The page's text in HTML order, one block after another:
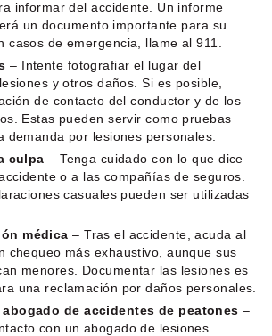
informar del accidente. Un informe
un documento importante para su
casos de emergencia, llame al 911.
– Intente fotografiar el lugar del
y otros daños. Si es posible,
de contacto del conductor y de los
Estas pueden servir como pruebas
demanda por lesiones personales.
culpa – Tenga cuidado con lo que dice
o a las compañías de seguros.
casuales pueden ser utilizadas
médica – Tras el accidente, acuda al
chequeo más exhaustivo, aunque sus
menores. Documentar las lesiones es
una reclamación por daños personales.
abogado de accidentes de peatones –
con un abogado de lesiones